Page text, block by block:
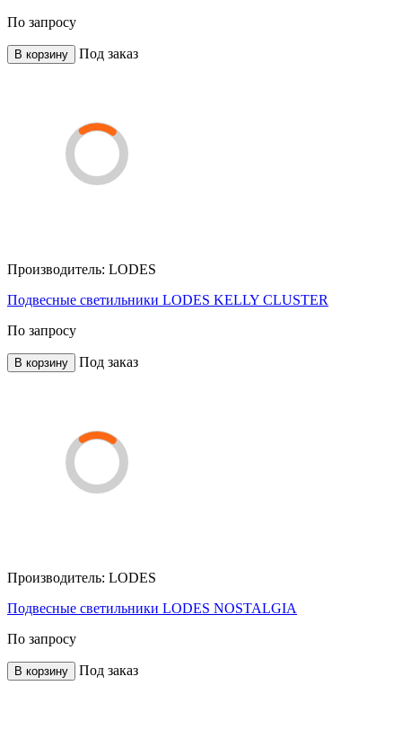
По запросу
В корзину Под заказ
Производитель: LODES
Подвесные светильники LODES KELLY CLUSTER
По запросу
В корзину Под заказ
Производитель: LODES
Подвесные светильники LODES NOSTALGIA
По запросу
В корзину Под заказ